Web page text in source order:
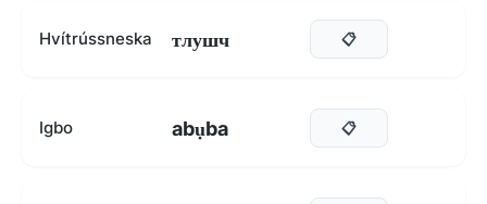
Hvítrússneska тлушч 📋
Igbo abụba 📋